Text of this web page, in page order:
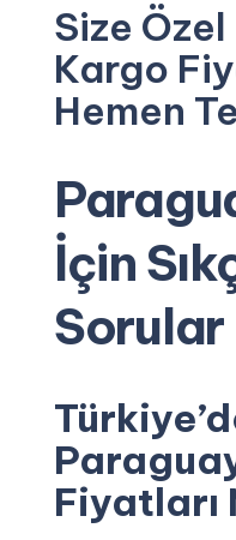
Size
Kargo
Hemen
İçin
Sorular
Fiyatları